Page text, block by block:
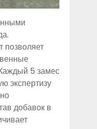
позволяет
5 замес
экспертизу
добавок в